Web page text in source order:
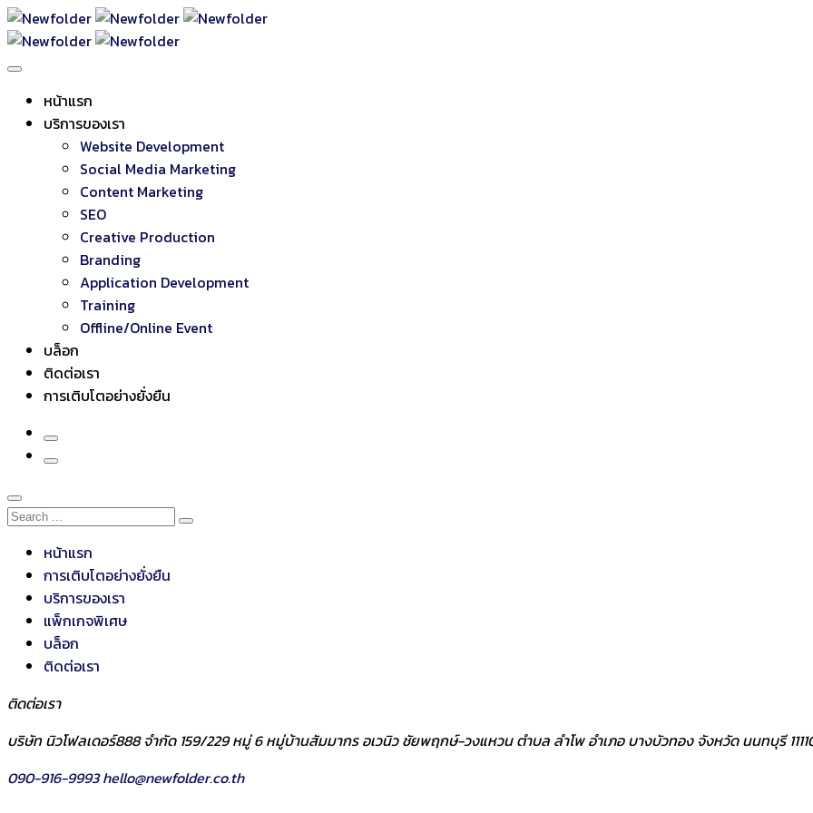
หน้าแรก
บริการของเรา
Website Development
Social Media Marketing
Content Marketing
SEO
Creative Production
Branding
Application Development
Training
Offline/Online Event
บล็อก
ติดต่อเรา
การเติบโตอย่างยั่งยืน
หน้าแรก
การเติบโตอย่างยั่งยืน
บริการของเรา
แพ็กเกจพิเศษ
บล็อก
ติดต่อเรา
ติดต่อเรา
บริษัท นิวโฟลเดอร์888 จำกัด 159/229 หมู่ 6 หมู่บ้านสัมมากร อเวนิว ชัยพฤกษ์-วงแหวน ตำบล ลำโพ อำเภอ บางบัวทอง จังหวัด นนทบุรี
090-916-9993hello@newfolder.co.th